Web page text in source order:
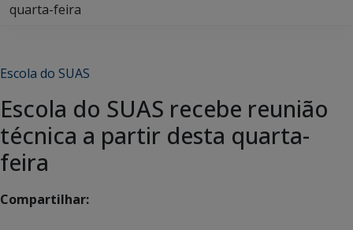
quarta-feira
Escola do SUAS
Escola do SUAS recebe reunião
técnica a partir desta quarta-
feira
Compartilhar: